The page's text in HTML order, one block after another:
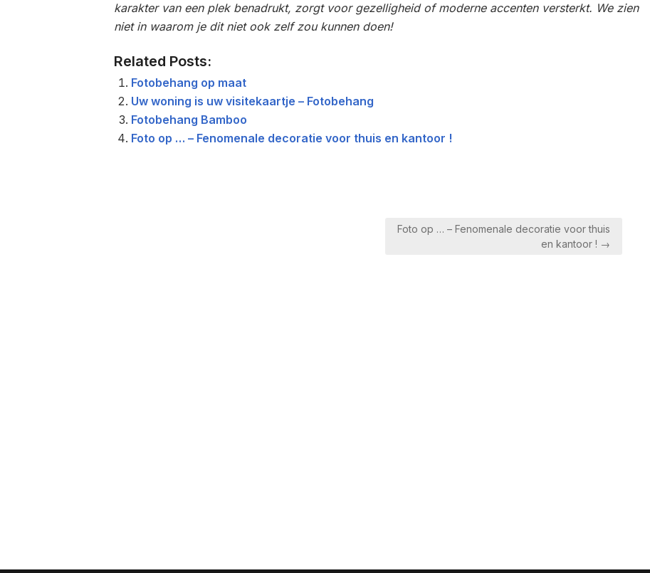
karakter van een plek benadrukt, zorgt voor gezelligheid of moderne accenten versterkt. We zien
niet in waarom je dit niet ook zelf zou kunnen doen!
Related Posts:
Fotobehang op maat
Uw woning is uw visitekaartje – Fotobehang
Fotobehang Bamboo
Foto op … – Fenomenale decoratie voor thuis en kantoor !
Foto op … – Fenomenale decoratie voor thuis
en kantoor ! →